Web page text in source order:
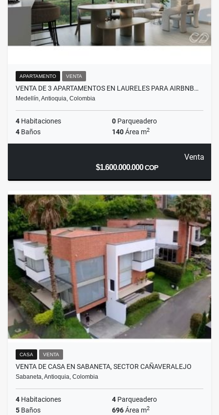
APARTAMENTO VENTA
VENTA DE 3 APARTAMENTOS EN LAURELES PARA AIRBNB…
Medellín, Antioquia, Colombia
4 Habitaciones 0 Parqueadero
4 Baños 140Área m2
Venta
$1.600.000.000COP
CASA VENTA
VENTA DE CASA EN SABANETA, SECTOR CAÑAVERALEJO
Sabaneta, Antioquia, Colombia
4 Habitaciones 4 Parqueadero
5 Baños 696Área m2